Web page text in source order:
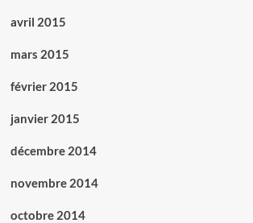
avril 2015
mars 2015
février 2015
janvier 2015
décembre 2014
novembre 2014
octobre 2014